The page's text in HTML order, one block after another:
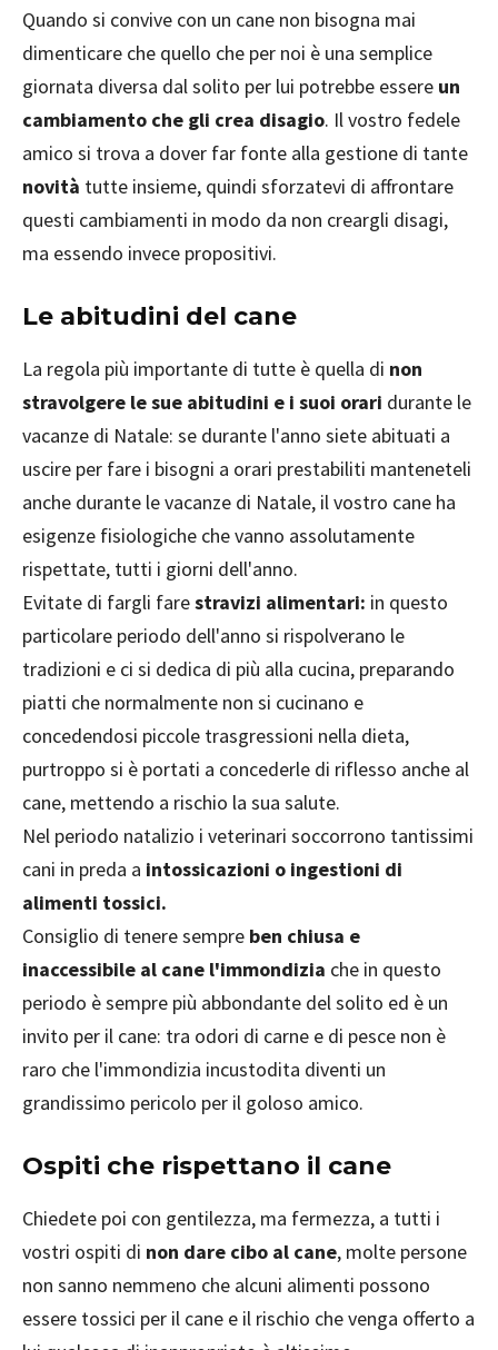
Quando si convive con un cane non bisogna mai
dimenticare che quello che per noi è una semplice
giornata diversa dal solito per lui potrebbe essere un
cambiamento che gli crea disagio. Il vostro fedele
amico si trova a dover far fonte alla gestione di tante
novità tutte insieme, quindi sforzatevi di affrontare
questi cambiamenti in modo da non creargli disagi,
ma essendo invece propositivi.
Le abitudini del cane
La regola più importante di tutte è quella di non
stravolgere le sue abitudini e i suoi orari durante le
vacanze di Natale: se durante l'anno siete abituati a
uscire per fare i bisogni a orari prestabiliti manteneteli
anche durante le vacanze di Natale, il vostro cane ha
esigenze fisiologiche che vanno assolutamente
rispettate, tutti i giorni dell'anno.
Evitate di fargli farestravizi alimentari: in questo
particolare periodo dell'anno si rispolverano le
tradizioni e ci si dedica di più alla cucina, preparando
piatti che normalmente non si cucinano e
concedendosi piccole trasgressioni nella dieta,
purtroppo si è portati a concederle di riflesso anche al
cane, mettendo a rischio la sua salute.
Nel periodo natalizio i veterinari soccorrono tantissimi
cani in preda a intossicazioni o ingestioni di
alimenti tossici.
Consiglio di tenere sempre ben chiusa e
inaccessibile al cane l'immondizia che in questo
periodo è sempre più abbondante del solito ed è un
invito per il cane: tra odori di carne e di pesce non è
raro che l'immondizia incustodita diventi un
grandissimo pericolo per il goloso amico.
Ospiti che rispettano il cane
Chiedete poi con gentilezza, ma fermezza, a tutti i
vostri ospiti di non dare cibo al cane, molte persone
non sanno nemmeno che alcuni alimenti possono
essere tossici per il cane e il rischio che venga offerto a